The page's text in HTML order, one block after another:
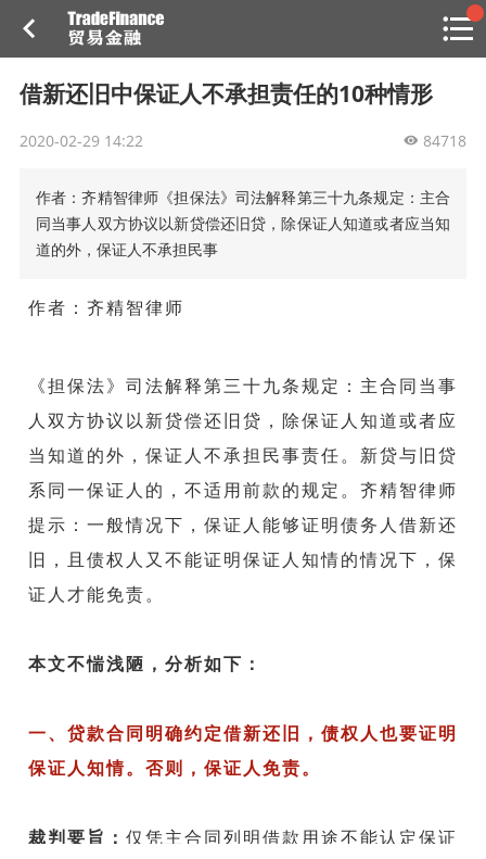
借新还旧中保证人不承担责任的10种情形
2020-02-29 14:22 84718
作者：齐精智律师《担保法》司法解释第三十九条规定：主合
同当事人双方协议以新贷偿还旧贷，除保证人知道或者应当知
道的外，保证人不承担民事
作者：齐精智律师
《担保法》司法解释第三十九条规定： 主合同当事
人双方协议以新贷偿还旧贷，除保证人知道或者应
当知道的外，保证人不承担民事责任。 新贷与旧贷
系同一保证人的，不适用前款的规定。 齐精智律师
提示： 一般情况下，保证人能够证明债务人借新还
旧，且债权人又不能证明保证人知情的情况下，保
证人才能免责。
本文不惴浅陋，分析如下：
一、贷款合同明确约定借新还旧，债权人也要证明
保证人知情。 否则，保证人免责。
裁判要旨： 仅凭主合同列明借款用途不能认定保证
热
点
目
贸金说图
专家投稿
贸金招聘
贸金微博
贸金书店
福费廷二级市场
贸金投融（投融资信息平台）
活动
消息
我的
贸金书城
贸金公众号
贸金APP